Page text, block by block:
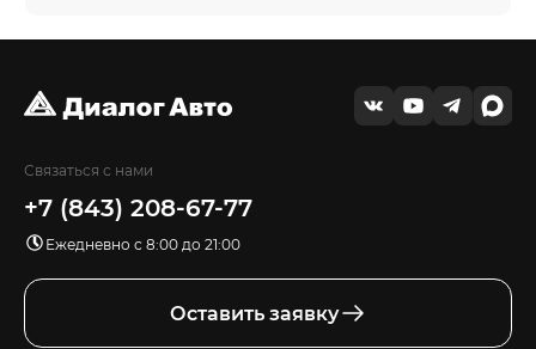
Связаться с нами
+7 (843) 208-67-77
Ежедневно с 8:00 до 21:00
Оставить заявку